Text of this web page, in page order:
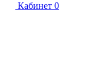
Кабинет 0